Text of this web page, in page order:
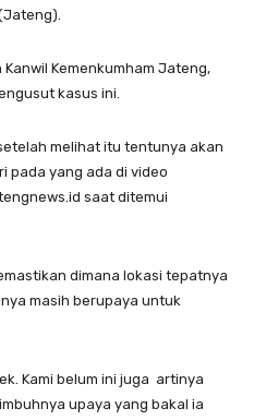
Kemenkumham Jateng,
kasus ini.
melihat itu tentunya akan
pada yang ada di video
saat ditemui
dimana lokasi tepatnya
masih berupaya untuk
Kami belum ini juga artinya
upaya yang bakal ia